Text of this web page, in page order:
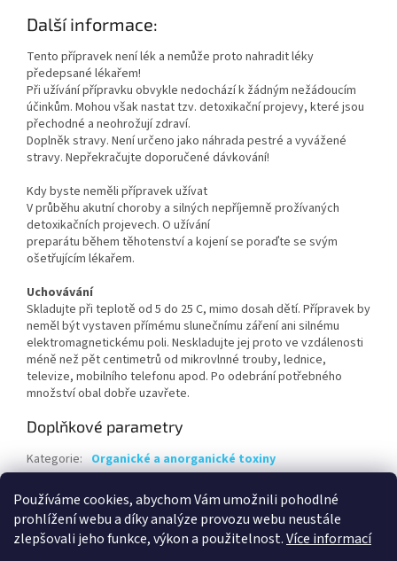
Používáme cookies, abychom Vám umožnili pohodlné
prohlížení webu a díky analýze provozu webu neustále
zlepšovali jeho funkce, výkon a použitelnost.Více informací
Další informace:
Tento přípravek není lék a nemůže proto nahradit léky
předepsané lékařem!
Při užívání přípravku obvykle nedochází k žádným nežádoucím
účinkům. Mohou však nastat tzv. detoxikační projevy, které jsou
přechodné a neohrožují zdraví.
Doplněk stravy. Není určeno jako náhrada pestré a vyvážené
stravy. Nepřekračujte doporučené dávkování!
Kdy byste neměli přípravek užívat
V průběhu akutní choroby a silných nepříjemně prožívaných
detoxikačních projevech. O užívání
preparátu během těhotenství a kojení se poraďte se svým
ošetřujícím lékařem.
Uchovávání
Skladujte při teplotě od 5 do 25 C, mimo dosah dětí. Přípravek by
neměl být vystaven přímému slunečnímu záření ani silnému
elektromagnetickému poli. Neskladujte jej proto ve vzdálenosti
méně než pět centimetrů od mikrovlnné trouby, lednice,
televize, mobilního telefonu apod. Po odebrání potřebného
množství obal dobře uzavřete.
Doplňkové parametry
Kategorie: Organické a anorganické toxiny
EAN: 8594041366277